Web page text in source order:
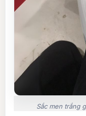
Sắc men trắng